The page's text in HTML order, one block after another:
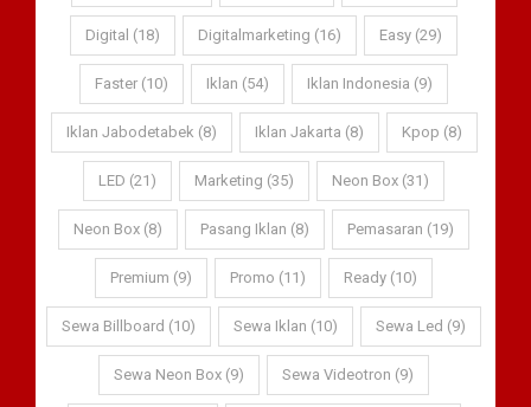
Digital (18) Digitalmarketing (16) Easy (29)
Faster (10) Iklan (54) Iklan Indonesia (9)
Iklan Jabodetabek (8) Iklan Jakarta (8) Kpop (8)
LED (21) Marketing (35) Neon Box (31)
Neon Box (8) Pasang Iklan (8) Pemasaran (19)
Premium (9) Promo (11) Ready (10)
Sewa Billboard (10) Sewa Iklan (10) Sewa Led (9)
Sewa Neon Box (9) Sewa Videotron (9)